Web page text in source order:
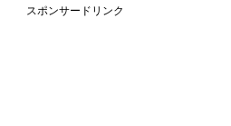
スポンサードリンク